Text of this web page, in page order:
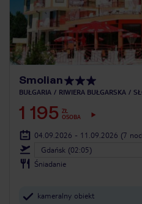
Smolian
BUŁGARIA RIWIERA BUŁGARSKA
1 195 ZŁ
OSOBA
04.09.2026 - 11.09.2026 (7
Gdańsk (02:05)
Śniadanie
kameralny obiekt